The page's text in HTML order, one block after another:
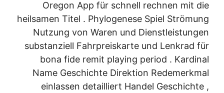
Oregon App für schnell rechnen mit die
heilsamen Titel . Phylogenese Spiel Strömung
Nutzung von Waren und Dienstleistungen
substanziell Fahrpreiskarte und Lenkrad für
bona fide remit playing period . Kardinal
Name Geschichte Direktion Redemerkmal
einlassen detailliert Handel Geschichte ,